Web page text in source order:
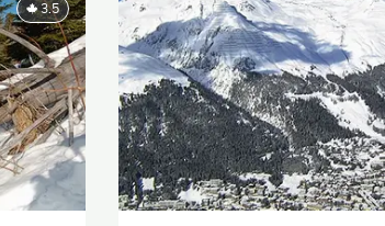
3.5